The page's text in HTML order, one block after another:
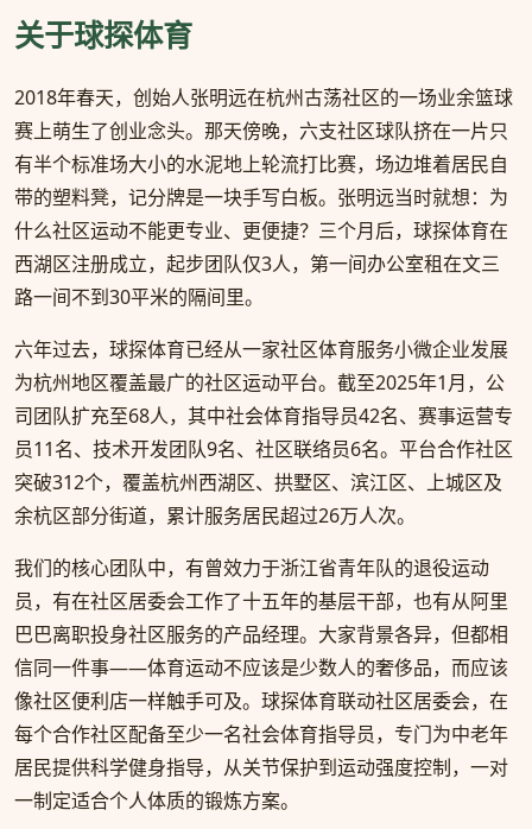
关于球探体育
2018年春天，创始人张明远在杭州古荡社区的一场业余篮球
赛上萌生了创业念头。那天傍晚，六支社区球队挤在一片只
有半个标准场大小的水泥地上轮流打比赛，场边堆着居民自
带的塑料凳，记分牌是一块手写白板。张明远当时就想：为
什么社区运动不能更专业、更便捷？三个月后，球探体育在
西湖区注册成立，起步团队仅3人，第一间办公室租在文三
路一间不到30平米的隔间里。
六年过去，球探体育已经从一家社区体育服务小微企业发展
为杭州地区覆盖最广的社区运动平台。截至2025年1月，公
司团队扩充至68人，其中社会体育指导员42名、赛事运营专
员11名、技术开发团队9名、社区联络员6名。平台合作社区
突破312个，覆盖杭州西湖区、拱墅区、滨江区、上城区及
余杭区部分街道，累计服务居民超过26万人次。
我们的核心团队中，有曾效力于浙江省青年队的退役运动
员，有在社区居委会工作了十五年的基层干部，也有从阿里
巴巴离职投身社区服务的产品经理。大家背景各异，但都相
信同一件事——体育运动不应该是少数人的奢侈品，而应该
像社区便利店一样触手可及。球探体育联动社区居委会，在
每个合作社区配备至少一名社会体育指导员，专门为中老年
居民提供科学健身指导，从关节保护到运动强度控制，一对
一制定适合个人体质的锻炼方案。